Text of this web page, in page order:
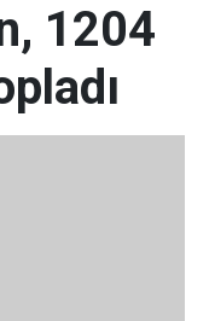
1204